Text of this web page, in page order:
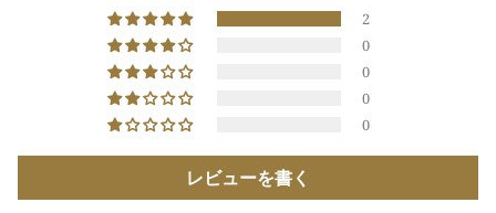
2
0
0
0
0
レビューを書く